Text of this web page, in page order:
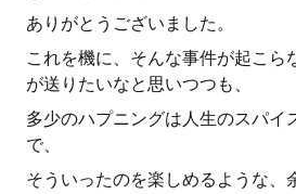
ありがとうございました。
これを機に、そんな事件が起こら
が送りたいなと思いつつも、
多少のハプニングは人生のスパイ
で、
そういったのを楽しめるような、